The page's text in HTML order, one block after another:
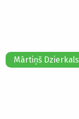
Mārtiņš Dzierkals